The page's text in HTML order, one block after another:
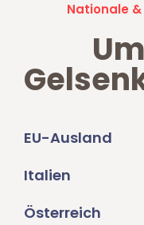
Nationale
EU-Ausland
Italien
Österreich